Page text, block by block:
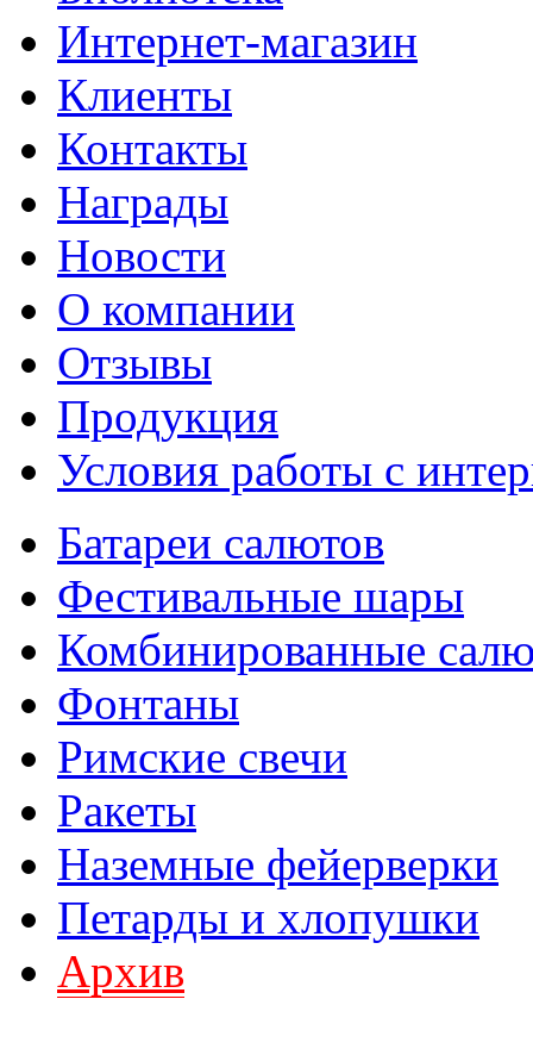
Интернет-магазин
Клиенты
Контакты
Награды
Новости
О компании
Отзывы
Продукция
Условия работы с
Батареи салютов
Фестивальные шары
Комбинированные
Фонтаны
Римские свечи
Ракеты
Наземные фейерверки
Петарды и хлопушки
Архив